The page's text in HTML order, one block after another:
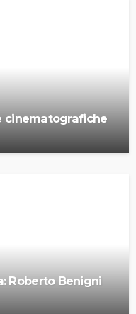
cinematografiche
Roberto Benigni